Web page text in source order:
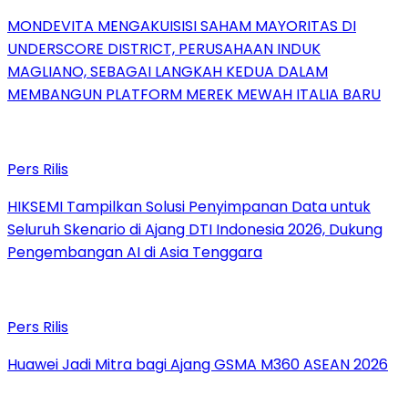
MONDEVITA MENGAKUISISI SAHAM MAYORITAS DI
UNDERSCORE DISTRICT, PERUSAHAAN INDUK
MAGLIANO, SEBAGAI LANGKAH KEDUA DALAM
MEMBANGUN PLATFORM MEREK MEWAH ITALIA BARU
Pers Rilis
HIKSEMI Tampilkan Solusi Penyimpanan Data untuk
Seluruh Skenario di Ajang DTI Indonesia 2026, Dukung
Pengembangan AI di Asia Tenggara
Pers Rilis
Huawei Jadi Mitra bagi Ajang GSMA M360 ASEAN 2026